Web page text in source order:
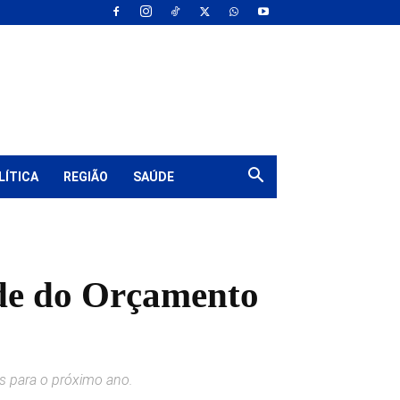
REGIÃO SAÚDE
do Orçamento
para o próximo ano.